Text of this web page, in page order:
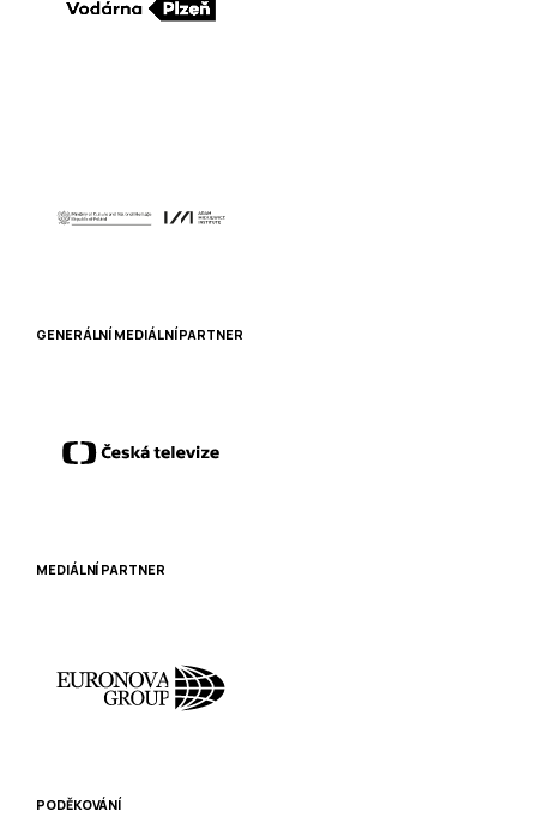
GENERÁLNÍ MEDIÁLNÍ PARTNER
MEDIÁLNÍ PARTNER
PODĚKOVÁNÍ